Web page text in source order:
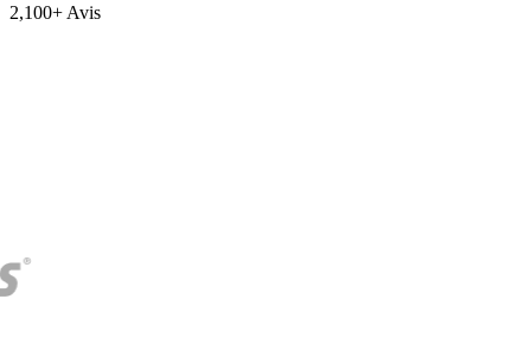
2,100+ Avis